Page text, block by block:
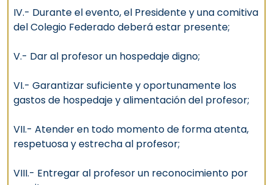
IV.- Durante el evento, el Presidente y una comitiva
del Colegio Federado deberá estar presente;
V.- Dar al profesor un hospedaje digno;
VI.- Garantizar suficiente y oportunamente los
gastos de hospedaje y alimentación del profesor;
VII.- Atender en todo momento de forma atenta,
respetuosa y estrecha al profesor;
VIII.- Entregar al profesor un reconocimiento por